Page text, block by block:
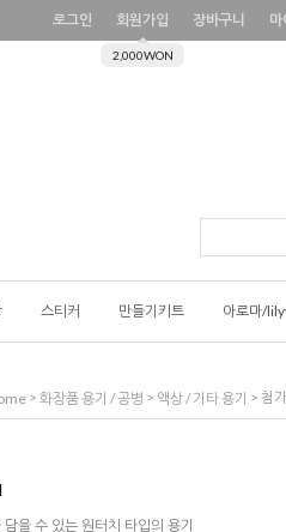
로그인 회원가입
2,000WON
장바구니 마
스티커 만들기키트 아로마/
> 화장품 용기 / 공병 > 액상 / 기타 용기 > 첨
을 수 있는 원터치 타입의 용기